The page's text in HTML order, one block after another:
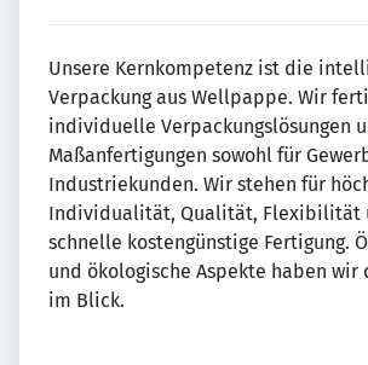
Unsere Kernkompetenz ist die
Verpackung aus Wellpappe. Wir
individuelle Verpackungslösungen
Maßanfertigungen sowohl für
Industriekunden. Wir stehen für
Individualität, Qualität, Flexibilität
schnelle kostengünstige Fertigung.
und ökologische Aspekte haben
im Blick.